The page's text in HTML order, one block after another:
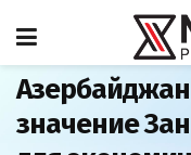
Главная Экономика
значение